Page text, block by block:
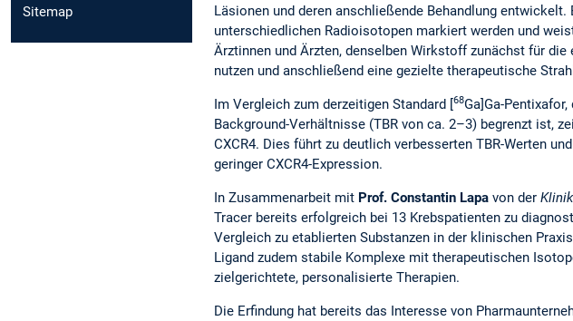
Sitemap
Läsionen und deren anschließende Behandlung entwickelt.
unterschiedlichen Radioisotopen markiert werden und
Ärztinnen und Ärzten, denselben Wirkstoff zunächst für
nutzen und anschließend eine gezielte therapeutische
Im Vergleich zum derzeitigen Standard [68Ga]Ga-
Background-Verhältnisse (TBR von ca. 2–3) begrenzt ist,
CXCR4. Dies führt zu deutlich verbesserten TBR-Werten
geringer CXCR4-Expression.
In Zusammenarbeit mit Prof. Constantin Lapa von der
Tracer bereits erfolgreich bei 13 Krebspatienten zu
Vergleich zu etablierten Substanzen in der klinischen
Ligand zudem stabile Komplexe mit therapeutischen
zielgerichtete, personalisierte Therapien.
Die Erfindung hat bereits das Interesse von